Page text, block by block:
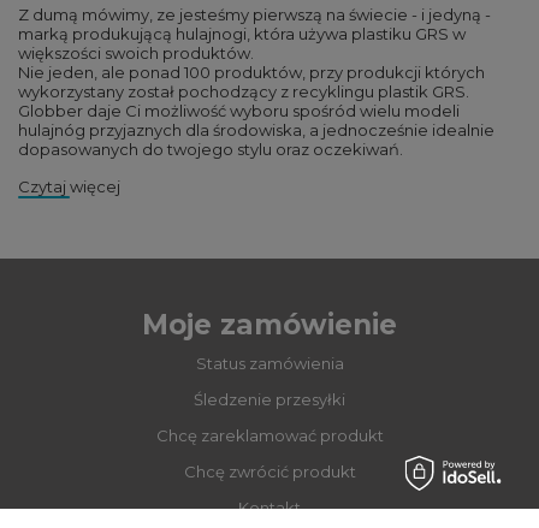
Z dumą mówimy, ze jesteśmy pierwszą na świecie - i jedyną -
marką produkującą hulajnogi, która używa plastiku GRS w
większości swoich produktów.
Nie jeden, ale ponad 100 produktów, przy produkcji których
wykorzystany został pochodzący z recyklingu plastik GRS.
Globber daje Ci możliwość wyboru spośród wielu modeli
hulajnóg przyjaznych dla środowiska, a jednocześnie idealnie
dopasowanych do twojego stylu oraz oczekiwań.
Czytaj więcej
Moje zamówienie
Status zamówienia
Śledzenie przesyłki
Chcę zareklamować produkt
Chcę zwrócić produkt
Kontakt